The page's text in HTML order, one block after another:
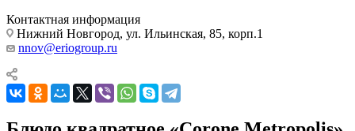
Контактная информация
Нижний Новгород, ул. Ильинская, 85, корп.1
nnov@eriogroup.ru